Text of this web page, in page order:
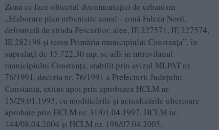
Zona ce face obiectul documentaţiei de urbanism
„Elaborare plan urbanistic zonal - zonă Faleza Nord,
delimitată de strada Pescarilor, alee, IE 227571, IE 227574,
IE 282198 şi teren Primăria municipiului Constanţa”, în
suprafaţă de 15.722,30 mp, se află in intravilanul
municipiului Constanţa, stabilit prin avizul MLPAT nr.
76/1991, decizia nr. 76/1991 a Prefecturii Judeţului
Constanta, extins apoi prin aprobarea HCLM nr.
15/29.01.1993, cu modificările şi actualizările ulterioare
aprobate prin HCLM nr. 31/01.04.1997, HCLM nr.
144/08.04.2004 şi HCLM nr. 196/07.04.2005.